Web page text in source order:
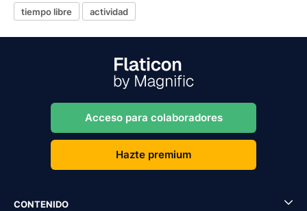
tiempo libre
actividad
Acceso para colaboradores
Hazte premium
CONTENIDO